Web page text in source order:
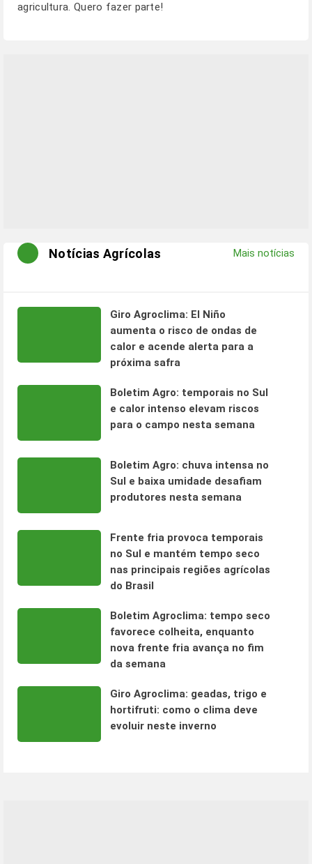
agricultura. Quero fazer parte!
Notícias Agrícolas Mais notícias
Giro Agroclima: El Niño
aumenta o risco de ondas de
calor e acende alerta para a
próxima safra
Boletim Agro: temporais no Sul
e calor intenso elevam riscos
para o campo nesta semana
Boletim Agro: chuva intensa no
Sul e baixa umidade desafiam
produtores nesta semana
Frente fria provoca temporais
no Sul e mantém tempo seco
nas principais regiões agrícolas
do Brasil
Boletim Agroclima: tempo seco
favorece colheita, enquanto
nova frente fria avança no fim
da semana
Giro Agroclima: geadas, trigo e
hortifruti: como o clima deve
evoluir neste inverno